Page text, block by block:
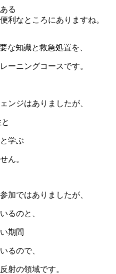
る
利なところにありますね。
な知識と救急処置を、
ーニングコースです。
ンジはありましたが、
学ぶ
ん。
加ではありましたが、
るのと、
期間
るので、
射の領域です。